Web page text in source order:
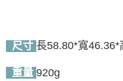
尺寸 長58.80*寬46.36*
重量 920g